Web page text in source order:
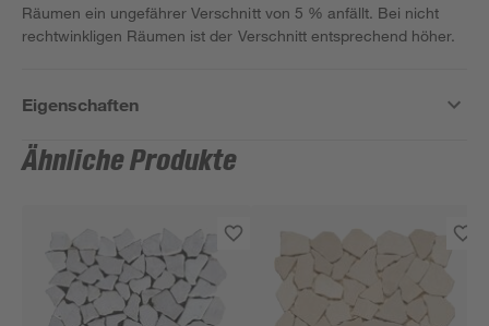
Räumen ein ungefährer Verschnitt von 5 % anfällt. Bei nicht
rechtwinkligen Räumen ist der Verschnitt entsprechend höher.
Eigenschaften
Ähnliche Produkte